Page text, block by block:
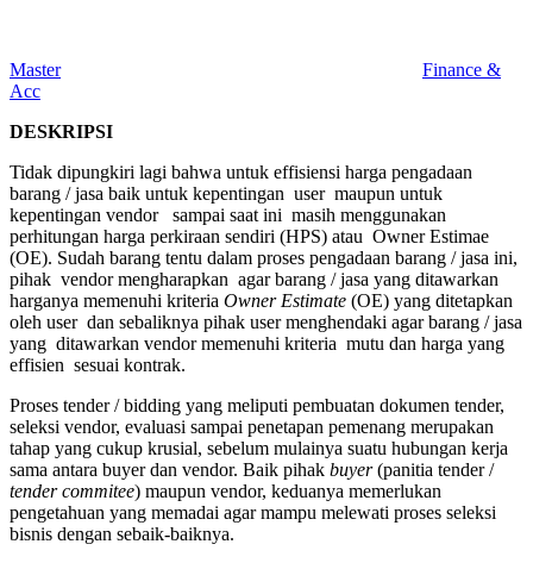
Master
Finance &
Acc
DESKRIPSI
Tidak dipungkiri lagi bahwa untuk effisiensi harga pengadaan
barang / jasa baik untuk kepentingan user maupun untuk
kepentingan vendor sampai saat ini masih menggunakan
perhitungan harga perkiraan sendiri (HPS) atau Owner Estimae
(OE). Sudah barang tentu dalam proses pengadaan barang / jasa ini,
pihak vendor mengharapkan agar barang / jasa yang ditawarkan
harganya memenuhi kriteria Owner Estimate (OE) yang ditetapkan
oleh user dan sebaliknya pihak user menghendaki agar barang / jasa
yang ditawarkan vendor memenuhi kriteria mutu dan harga yang
effisien sesuai kontrak.
Proses tender / bidding yang meliputi pembuatan dokumen tender,
seleksi vendor, evaluasi sampai penetapan pemenang merupakan
tahap yang cukup krusial, sebelum mulainya suatu hubungan kerja
sama antara buyer dan vendor. Baik pihak buyer(panitia tender /
tender commitee) maupun vendor, keduanya memerlukan
pengetahuan yang memadai agar mampu melewati proses seleksi
bisnis dengan sebaik-baiknya.